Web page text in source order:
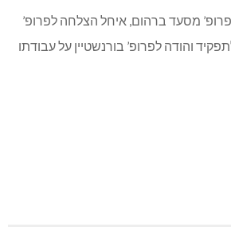
מסעד ברהום, איחל הצלחה לפרופ’
והודה לפרופ’ בורנשטיין על עבודתו